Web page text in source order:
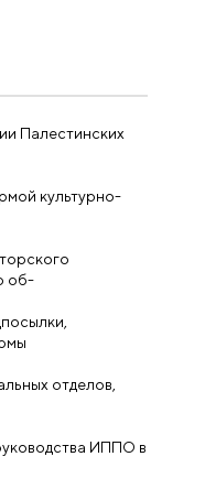
Палестинских
культурно-
об-
отделов,
ИППО в